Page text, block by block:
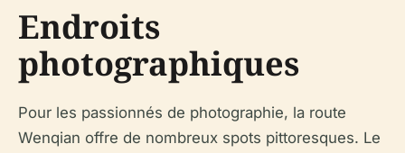
Endroits
photographiques
Pour les passionnés de photographie, la route
Wenqian offre de nombreux spots pittoresques. Le